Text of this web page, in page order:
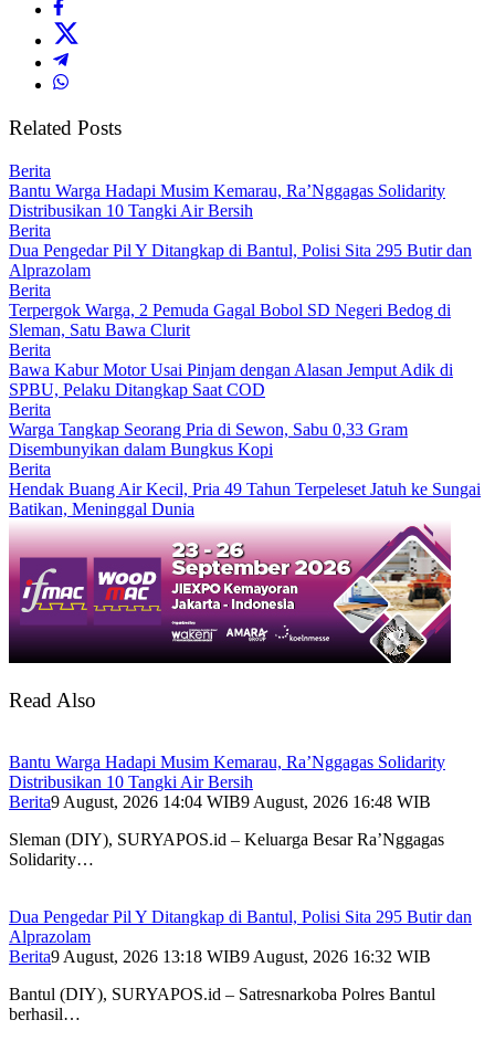
Related Posts
Berita
Bantu Warga Hadapi Musim Kemarau, Ra’Nggagas Solidarity
Distribusikan 10 Tangki Air Bersih
Berita
Dua Pengedar Pil Y Ditangkap di Bantul, Polisi Sita 295 Butir dan
Alprazolam
Berita
Terpergok Warga, 2 Pemuda Gagal Bobol SD Negeri Bedog di
Sleman, Satu Bawa Clurit
Berita
Bawa Kabur Motor Usai Pinjam dengan Alasan Jemput Adik di
SPBU, Pelaku Ditangkap Saat COD
Berita
Warga Tangkap Seorang Pria di Sewon, Sabu 0,33 Gram
Disembunyikan dalam Bungkus Kopi
Berita
Hendak Buang Air Kecil, Pria 49 Tahun Terpeleset Jatuh ke Sungai
Batikan, Meninggal Dunia
Read Also
Bantu Warga Hadapi Musim Kemarau, Ra’Nggagas Solidarity
Distribusikan 10 Tangki Air Bersih
Berita9 August, 2026 14:04 WIB9 August, 2026 16:48 WIB
Sleman (DIY), SURYAPOS.id – Keluarga Besar Ra’Nggagas
Solidarity…
Dua Pengedar Pil Y Ditangkap di Bantul, Polisi Sita 295 Butir dan
Alprazolam
Berita9 August, 2026 13:18 WIB9 August, 2026 16:32 WIB
Bantul (DIY), SURYAPOS.id – Satresnarkoba Polres Bantul
berhasil…